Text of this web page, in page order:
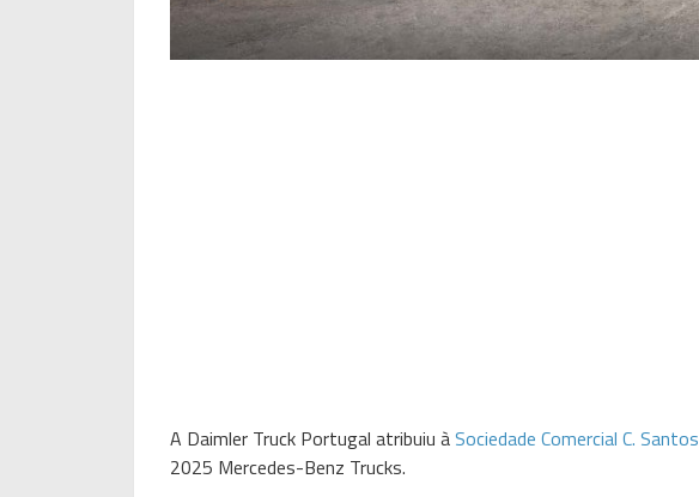
A Daimler Truck Portugal atribuiu àSociedade Comercial C. Santos
2025 Mercedes-Benz Trucks.